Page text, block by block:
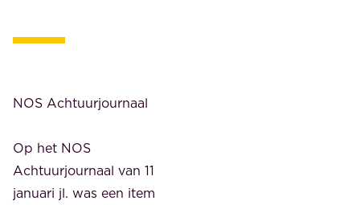
NOS Achtuurjournaal
Op het NOS
Achtuurjournaal van 11
januari jl. was een item